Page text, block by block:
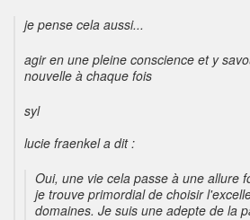
je pense cela aussi...
agir en une pleine conscience et y
nouvelle à chaque fois
syl
lucie fraenkel a dit :
Oui, une vie cela passe à une allure
je trouve primordial de choisir
domaines. Je suis une adepte de la